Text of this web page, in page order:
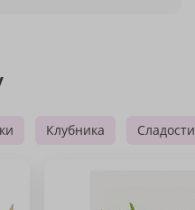
Клубника Сладости